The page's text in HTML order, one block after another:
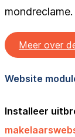
mondreclame.
Meer over
Website
Installeer